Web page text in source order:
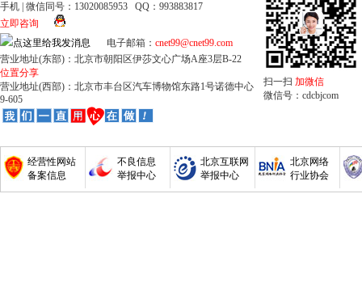
手机 | 微信同号：13020085953 QQ：993883817
立即咨询
电子邮箱： cnet99@cnet99.com
营业地址(东部)：北京市朝阳区伊莎文心广场A座3层B-22
位置分享
营业地址(西部)：北京市丰台区汽车博物馆东路1号诺德中心
9-605
扫一扫 加微信
微信号：cdcbjcom
经营性网站
备案信息
不良信息
举报中心
北京互联网
举报中心
北京网络
行业协会